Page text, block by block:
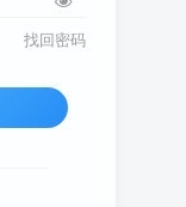
找回密码